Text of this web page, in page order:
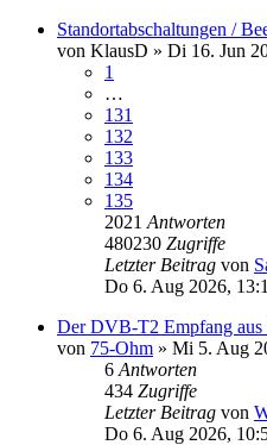
Standortabschaltungen /
von KlausD » Di 16. Jun
1
…
131
132
133
134
135
2021 Antworten
480230 Zugriffe
Letzter Beitrag von
Do 6. Aug 2026,
Der DVB-T2 Empfang aus
von 75-Ohm » Mi 5. Aug
6 Antworten
434 Zugriffe
Letzter Beitrag von
Do 6. Aug 2026,